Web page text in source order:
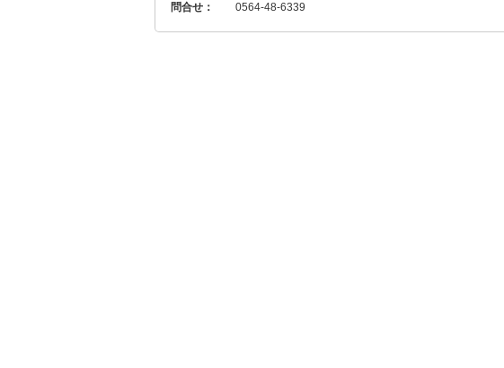
問合せ：
0564-48-6339